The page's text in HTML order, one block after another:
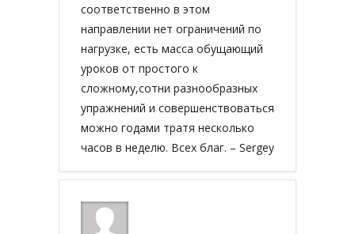
соответственно в этом
направлении нет ограничений по
нагрузке, есть масса обущающий
уроков от простого к
сложному,сотни разнообразных
упражнений и совершенствоваться
можно годами тратя несколько
часов в неделю. Всех благ. – Sergey